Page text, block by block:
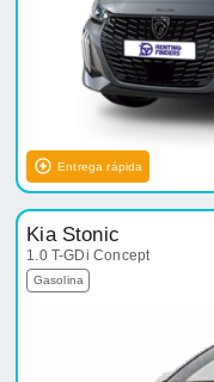
Entrega rápida
Kia Stonic
1.0 T-GDi Concept
Gasolina